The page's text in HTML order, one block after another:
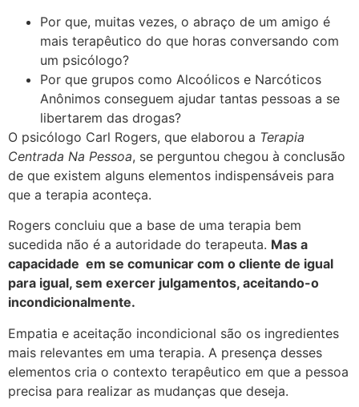
Por que, muitas vezes, o abraço de um amigo é
mais terapêutico do que horas conversando com
um psicólogo?
Por que grupos como Alcoólicos e Narcóticos
Anônimos conseguem ajudar tantas pessoas a se
libertarem das drogas?
O psicólogo Carl Rogers, que elaborou a Terapia
Centrada Na Pessoa, se perguntou chegou à conclusão
de que existem alguns elementos indispensáveis para
que a terapia aconteça.
Rogers concluiu que a base de uma terapia bem
sucedida não é a autoridade do terapeuta. Mas a
capacidade em se comunicar com o cliente de igual
para igual, sem exercer julgamentos, aceitando-o
incondicionalmente.
Empatia e aceitação incondicional são os ingredientes
mais relevantes em uma terapia. A presença desses
elementos cria o contexto terapêutico em que a pessoa
precisa para realizar as mudanças que deseja.